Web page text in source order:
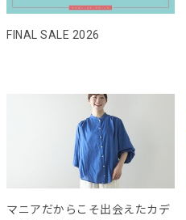
FINAL SALE 2026
マニアだからこそ出会えたカデ